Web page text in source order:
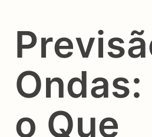
Ondas:
o Que